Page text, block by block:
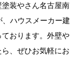
装やさん名古屋南
ハウスメーカー建
おります。外壁や
、ぜひお気軽にお